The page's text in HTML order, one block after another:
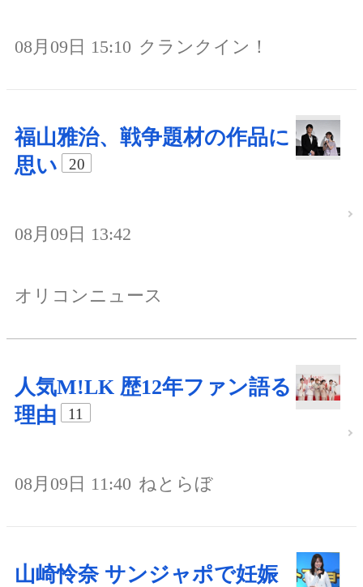
08月09日 15:10 クランクイン！
福山雅治、戦争題材の作品に
思い
20
08月09日 13:42
オリコンニュース
人気M!LK 歴12年ファン語る
理由
11
08月09日 11:40 ねとらぼ
山崎怜奈 サンジャポで妊娠